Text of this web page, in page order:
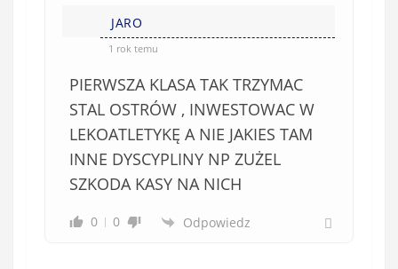
JARO
1 rok temu
PIERWSZA KLASA TAK TRZYMAC
STAL OSTRÓW , INWESTOWAC W
LEKOATLETYKĘ A NIE JAKIES TAM
INNE DYSCYPLINY NP ZUŻEL
SZKODA KASY NA NICH
0 0 Odpowiedz